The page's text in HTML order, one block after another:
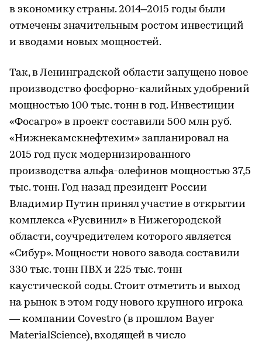
в экономику страны. 2014–2015 годы были
отмечены значительным ростом инвестиций
и вводами новых мощностей.
Так, в Ленинградской области запущено новое
производство фосфорно-калийных удобрений
мощностью 100 тыс. тонн в год. Инвестиции
«Фосагро» в проект составили 500 млн руб.
«Нижнекамскнефтехим» запланировал на
2015 год пуск модернизированного
производства альфа-олефинов мощностью 37,5
тыс. тонн. Год назад президент России
Владимир Путин принял участие в открытии
комплекса «Русвинил» в Нижегородской
области, соучредителем которого является
«Сибур». Мощности нового завода составили
330 тыс. тонн ПВХ и 225 тыс. тонн
каустической соды. Стоит отметить и выход
на рынок в этом году нового крупного игрока
— компании Covestro (в прошлом Bayer
MaterialScience), входящей в число